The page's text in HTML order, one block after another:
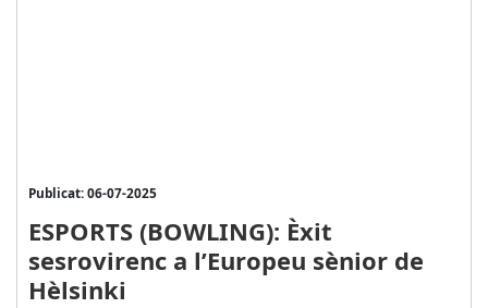
Publicat: 06-07-2025
ESPORTS (BOWLING): Èxit
sesrovirenc a l’Europeu sènior de
Hèlsinki